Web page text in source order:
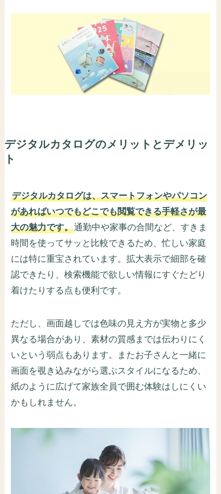
デジタルカタログのメリットとデメリッ
ト
デジタルカタログは、スマートフォンやパソコン
があればいつでもどこでも閲覧できる手軽さが最
大の魅力です。通勤中や家事の合間など、すきま
時間を使ってサッと比較できるため、忙しい家庭
には特に重宝されています。拡大表示で細部を確
認できたり、検索機能で欲しい情報にすぐたどり
着けたりする点も便利です。
ただし、画面越しでは色味の見え方が実物と多少
異なる場合があり、素材の質感までは伝わりにく
いという弱点もあります。またお子さんと一緒に
画面を覗き込みながら選ぶスタイルになるため、
紙のように広げて家族全員で囲む体験はしにくい
かもしれません。